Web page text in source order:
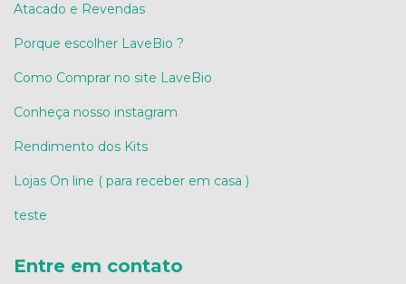
Atacado e Revendas
Porque escolher LaveBio ?
Como Comprar no site LaveBio
Conheça nosso instagram
Rendimento dos Kits
Lojas On line ( para receber em casa )
teste
Entre em contato